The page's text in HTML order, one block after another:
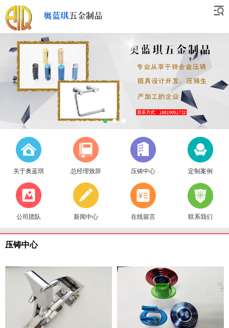
关于奥蓝琪 总经理致辞 压铸中心 定制案例
公司团队 新闻中心 在线留言 联系我们
压铸中心